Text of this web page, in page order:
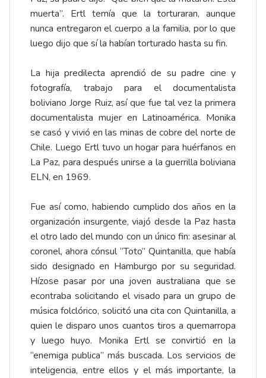
muerta”. Ertl temía que la torturaran, aunque
nunca entregaron el cuerpo a la familia, por lo que
luego dijo que sí la habían torturado hasta su fin.
La hija predilecta aprendió de su padre cine y
fotografía, trabajo para el documentalista
boliviano Jorge Ruiz, así que fue tal vez la primera
documentalista mujer en Latinoamérica. Monika
se casó y vivió en las minas de cobre del norte de
Chile. Luego Ertl tuvo un hogar para huérfanos en
La Paz, para después unirse a la guerrilla boliviana
ELN, en 1969.
Fue así como, habiendo cumplido dos años en la
organización insurgente, viajó desde la Paz hasta
el otro lado del mundo con un único fin: asesinar al
coronel, ahora cónsul “Toto” Quintanilla, que había
sido designado en Hamburgo por su seguridad.
Hízose pasar por una joven australiana que se
econtraba solicitando el visado para un grupo de
música folclórico, solicitó una cita con Quintanilla, a
quien le disparo unos cuantos tiros a quemarropa
y luego huyo. Monika Ertl se convirtió en la
“enemiga publica” más buscada. Los servicios de
inteligencia, entre ellos y el más importante, la